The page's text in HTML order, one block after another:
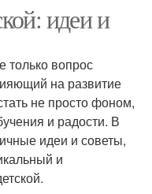
идеи и
только вопрос
на развитие
не просто фоном,
и радости. В
идеи и советы,
и